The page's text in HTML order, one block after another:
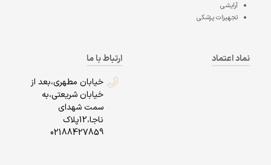
آرایشی
تجهیزات پزشکی
نماد اعتماد
ارتباط با ما
خیابان مطهری،بعد از
خیابان شریعتی،به
سمت شهدای
ناجا،12پلاک
02188427859